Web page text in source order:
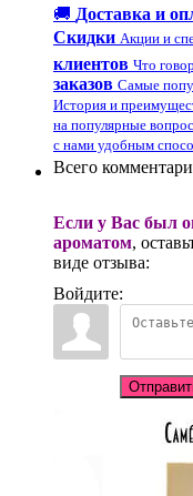
🚚 Доставка и
Скидки Акции и
клиентов Что
заказов Самые
История и
на популярные
с нами удобным
Всего
Если у Вас был
ароматом,
виде отзыва:
Войдите: